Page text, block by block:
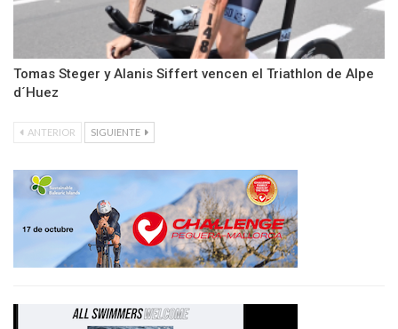
Tomas Steger y Alanis Siffert vencen el Triathlon de Alpe
d´Huez
ANTERIOR SIGUIENTE